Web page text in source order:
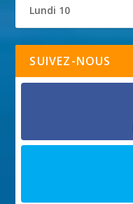
Lundi 10
SUIVEZ-NOUS